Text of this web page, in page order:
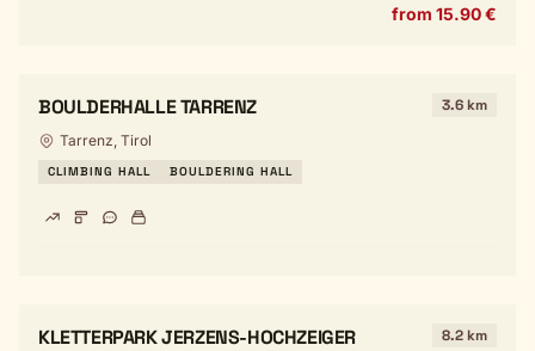
from 15.90 €
BOULDERHALLE TARRENZ 3.6 km
Tarrenz, Tirol
CLIMBING HALL BOULDERING HALL
KLETTERPARK JERZENS-HOCHZEIGER 8.2 km